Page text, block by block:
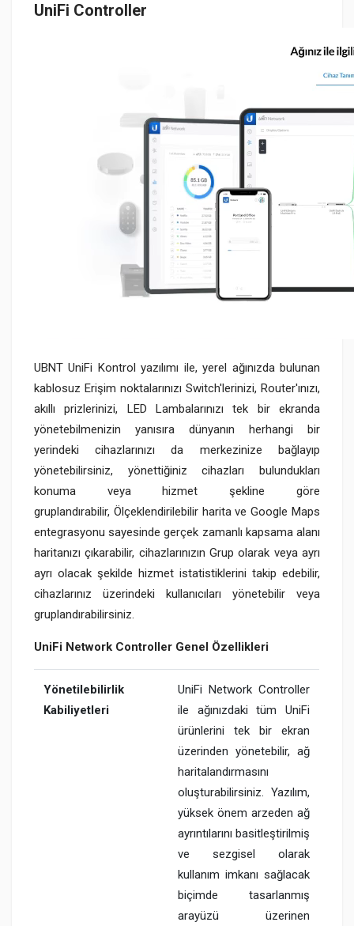
UniFi Controller
UBNT UniFi Kontrol yazılımı ile, yerel ağınızda bulunan
kablosuz Erişim noktalarınızı Switch'lerinizi, Router'ınızı,
akıllı prizlerinizi, LED Lambalarınızı tek bir ekranda
yönetebilmenizin yanısıra dünyanın herhangi bir
yerindeki cihazlarınızı da merkezinize bağlayıp
yönetebilirsiniz, yönettiğiniz cihazları bulundukları
konuma veya hizmet şekline göre
gruplandırabilir, Ölçeklendirilebilir harita ve Google Maps
entegrasyonu sayesinde gerçek zamanlı kapsama alanı
haritanızı çıkarabilir, cihazlarınızın Grup olarak veya ayrı
ayrı olacak şekilde hizmet istatistiklerini takip edebilir,
cihazlarınız üzerindeki kullanıcıları yönetebilir veya
gruplandırabilirsiniz.
UniFi Network Controller Genel Özellikleri
Yönetilebilirlik
Kabiliyetleri
UniFi Network Controller
ile ağınızdaki tüm UniFi
ürünlerini tek bir ekran
üzerinden yönetebilir, ağ
haritalandırmasını
oluşturabilirsiniz. Yazılım,
yüksek önem arzeden ağ
ayrıntılarını basitleştirilmiş
ve sezgisel olarak
kullanım imkanı sağlacak
biçimde tasarlanmış
arayüzü üzerinen